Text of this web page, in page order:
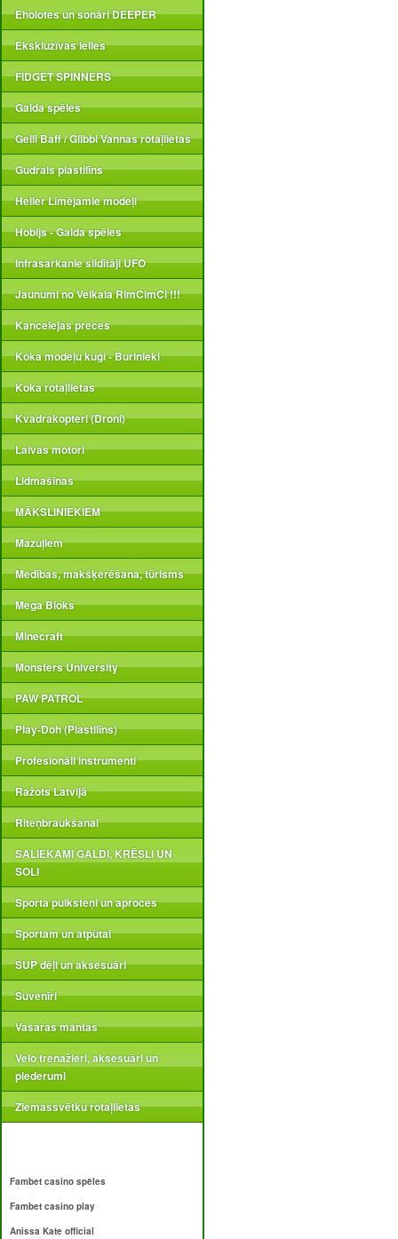
Eholotes un sonāri DEEPER
Ekskluzīvas lelles
FIDGET SPINNERS
Galda spēles
Gelli Baff / Glibbi Vannas rotaļlietas
Gudrais plastilīns
Heller Līmējamie modeļi
Hobijs - Galda spēles
Infrasarkanie sildītāji UFO
Jaunumi no Veikala RimCimCi !!!
Kancelejas preces
Koka modeļu kuģi - Burinieki
Koka rotaļlietas
Kvadrakopteri (Droni)
Laivas motori
Lidmašīnas
MĀKSLINIEKIEM
Mazuļiem
Medības, makšķerēšana, tūrisms
Mega Bloks
Minecraft
Monsters University
PAW PATROL
Play-Doh (Plastilīns)
Profesionāli instrumenti
Ražots Latvijā
Riteņbraukšanai
SALIEKAMI GALDI, KRĒSLI UN
SOLI
Sporta pulksteņi un aproces
Sportam un atpūtai
SUP dēļi un aksesuāri
Suvenīri
Vasaras mantas
Velo trenažieri, aksesuāri un
piederumi
Ziemassvētku rotaļlietas
Fambet casino spēles
Fambet casino play
Anissa Kate official